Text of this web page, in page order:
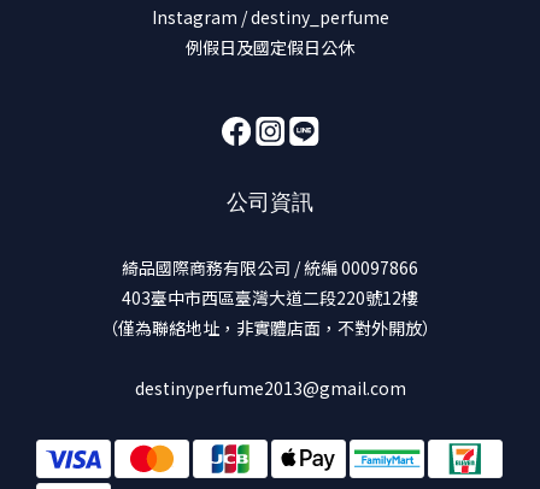
Instagram / destiny_perfume
例假日及國定假日公休
公司資訊
綺品國際商務有限公司 / 統編 00097866
403臺中市西區臺灣大道二段220號12樓
（僅為聯絡地址，非實體店面，不對外開放）
destinyperfume2013@gmail.com